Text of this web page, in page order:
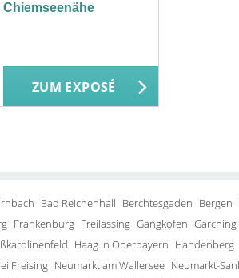
ZUM EXPOSÉ
Bad Reichenhall Berchtesgaden Bergen
Frankenburg Freilassing Gangkofen
Haag in Oberbayern Handenberg
Freising Neumarkt am Wallersee Neumarkt-